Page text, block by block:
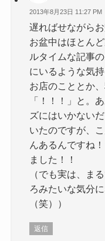
2013年8月23日 11:27 PM
遅ればせながらお
お盆中はほとん
ルタイムな記事
にいるような気
お店のこととか
「！！！」と。
ズにはいかない
いたのですが、
んあるんですね
ました！！
（でも実は、ま
ろみたいな気分
（笑））
返信